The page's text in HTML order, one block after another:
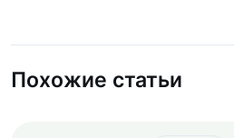
Похожие статьи